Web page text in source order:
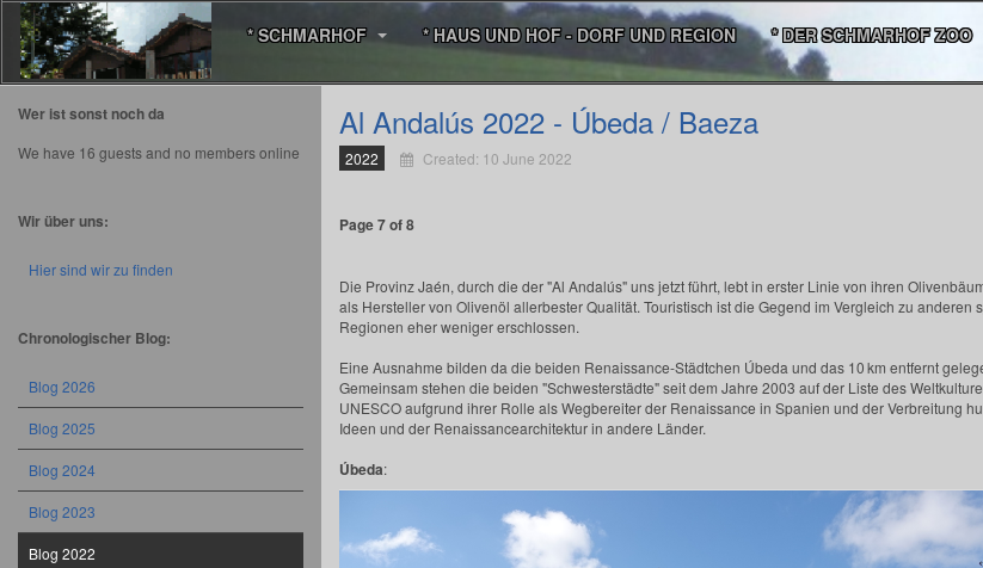
* SCHMARHOF * HAUS UND HOF - DORF UND REGION * DER SCHMARHOF ZOO
Al Andalús 2022 - Úbeda / Baeza
2022 Created: 10 June 2022
Page 7 of 8
Die Provinz Jaén, durch die der "Al Andalús" uns jetzt führt, lebt in erster Linie von ihren
als Hersteller von Olivenöl allerbester Qualität. Touristisch ist die Gegend im Vergleich zu anderen
Regionen eher weniger erschlossen.
Eine Ausnahme bilden da die beiden Renaissance-Städtchen Úbeda und das 10 km entfernt
Gemeinsam stehen die beiden "Schwesterstädte" seit dem Jahre 2003 auf der Liste des
UNESCO aufgrund ihrer Rolle als Wegbereiter der Renaissance in Spanien und der Verbreitung
Ideen und der Renaissancearchitektur in andere Länder.
Úbeda:
Wer ist sonst noch da
We have 16 guests and no members online
Wir über uns:
Hier sind wir zu finden
Chronologischer Blog:
Blog 2026
Blog 2025
Blog 2024
Blog 2023
Blog 2022